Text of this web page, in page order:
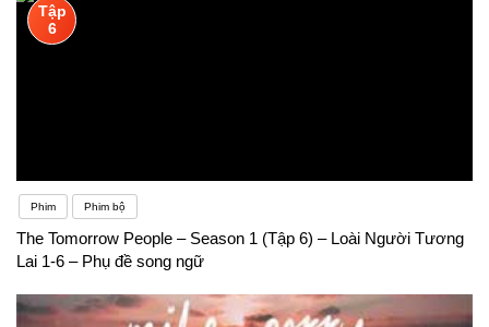
Tập
6
Phim Phim bộ
The Tomorrow People – Season 1 (Tập 6) – Loài Người Tương
Lai 1-6 – Phụ đề song ngữ